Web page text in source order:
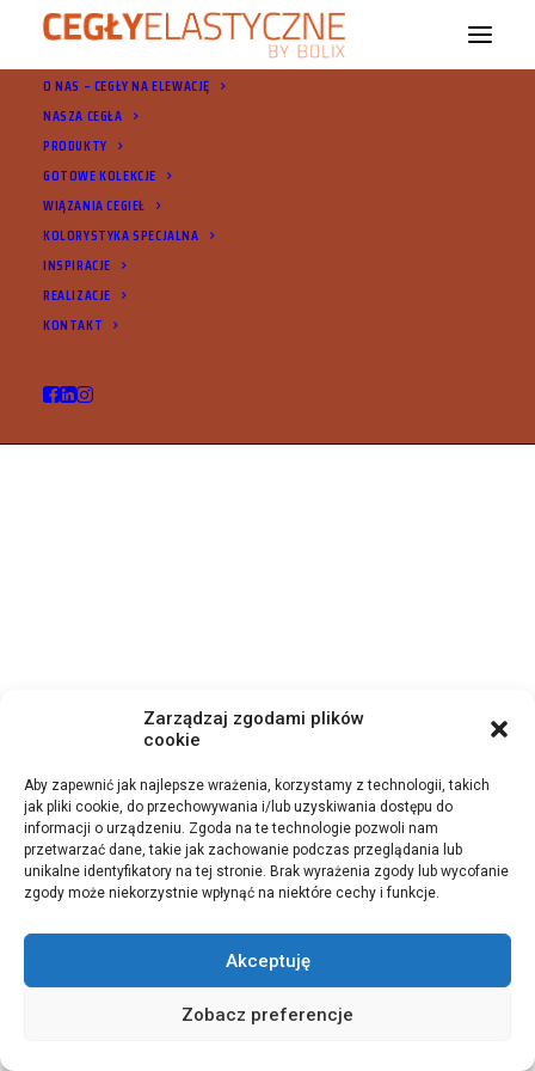
Zarządzaj zgodami plików
cookie
Aby zapewnić jak najlepsze wrażenia, korzystamy z technologii, takich
jak pliki cookie, do przechowywania i/lub uzyskiwania dostępu do
informacji o urządzeniu. Zgoda na te technologie pozwoli nam
przetwarzać dane, takie jak zachowanie podczas przeglądania lub
unikalne identyfikatory na tej stronie. Brak wyrażenia zgody lub wycofanie
zgody może niekorzystnie wpłynąć na niektóre cechy i funkcje.
Akceptuję
Zobacz preferencje
O NAS – CEGŁY NA ELEWACJĘ
NASZA CEGŁA
PRODUKTY
GOTOWE KOLEKCJE
WIĄZANIA CEGIEŁ
KOLORYSTYKA SPECJALNA
INSPIRACJE
REALIZACJE
KONTAKT
© 2021 Cegły Elastyczne Bolix. Wszystkie prawa zastrzeżone |